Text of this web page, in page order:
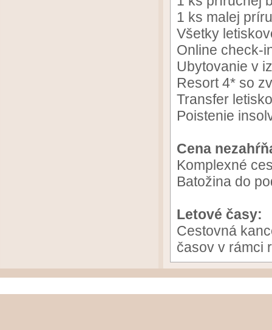
1 ks malej
Všetky
Online check-
Ubytovanie v
Resort 4* so
Transfer
Poistenie
Cena
Komplexné
Batožina do
Letové časy:
Cestovná
časov v rámci